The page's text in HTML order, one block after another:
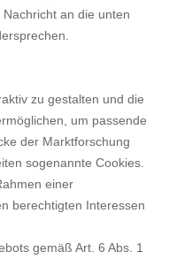
an die unten
zu gestalten und die
um passende
der Marktforschung
sogenannte Cookies.
einer
berechtigten Interessen
gemäß Art. 6 Abs. 1